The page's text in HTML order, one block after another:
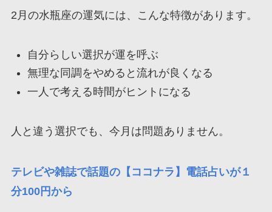
2月の水瓶座の運気には、こんな特徴があります。
自分らしい選択が運を呼ぶ
無理な同調をやめると流れが良くなる
一人で考える時間がヒントになる
人と違う選択でも、今月は問題ありません。
テレビや雑誌で話題の【ココナラ】電話占いが１
分100円から